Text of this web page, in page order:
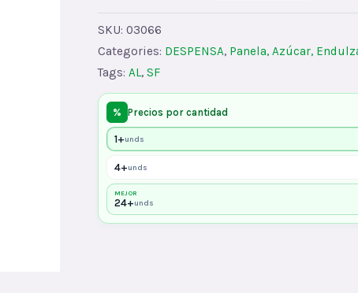
SKU: 03066
Categories: DESPENSA, Panela, Azúcar,
Tags: AL, SF
% Precios por cantidad
1+unds
4+unds
MEJOR
24+unds